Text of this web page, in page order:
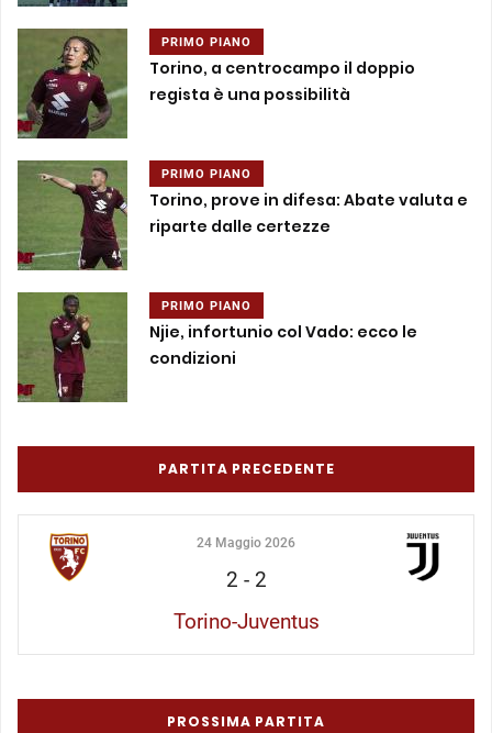
PRIMO PIANO
Torino, a centrocampo il doppio
regista è una possibilità
PRIMO PIANO
Torino, prove in difesa: Abate valuta e
riparte dalle certezze
PRIMO PIANO
Njie, infortunio col Vado: ecco le
condizioni
PARTITA PRECEDENTE
24 Maggio 2026
2 - 2
Torino-Juventus
PROSSIMA PARTITA